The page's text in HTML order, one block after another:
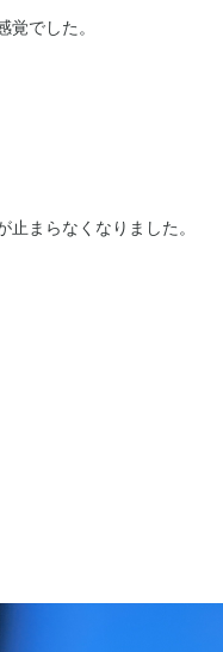
でした。
まらなくなりました。